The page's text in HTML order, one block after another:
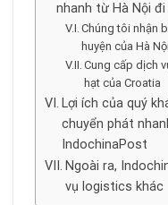
nhanh từ Hà Nội
Chúng tôi nhận
huyện của Hà
Cung cấp dịch
hạt của Croatia
Lợi ích của quý
chuyển phát
IndochinaPost
Ngoài ra,
vụ logistics khác